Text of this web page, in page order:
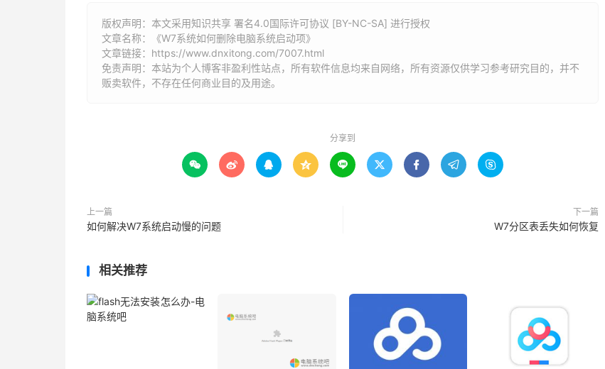
版权声明：本文采用知识共享 署名4.0国际许可协议 [BY-NC-SA] 进行授权
文章名称：《W7系统如何删除电脑系统启动项》
文章链接： https://www.dnxitong.com/7007.html
免责声明：本站为个人博客非盈利性站点，所有软件信息均来自网络，所有资源仅供学习参考研究目的，并不
贩卖软件，不存在任何商业目的及用途。
分享到
        
上一篇
如何解决W7系统启动慢的问题
下一篇
W7分区表丢失如何恢复
相关推荐